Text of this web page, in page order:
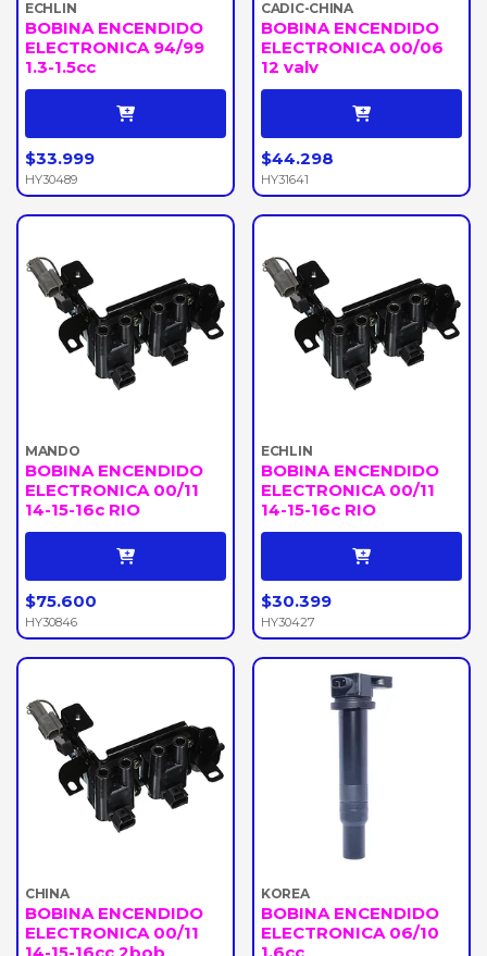
ECHLIN
BOBINA ENCENDIDO
ELECTRONICA 94/99
1.3-1.5cc
$33.999
HY30489
CADIC-CHINA
BOBINA ENCENDIDO
ELECTRONICA 00/06
12 valv
$44.298
HY31641
MANDO
BOBINA ENCENDIDO
ELECTRONICA 00/11
14-15-16c RIO
$75.600
HY30846
ECHLIN
BOBINA ENCENDIDO
ELECTRONICA 00/11
14-15-16c RIO
$30.399
HY30427
CHINA
BOBINA ENCENDIDO
ELECTRONICA 00/11
KOREA
BOBINA ENCENDIDO
ELECTRONICA 06/10